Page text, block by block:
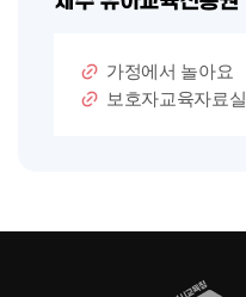
가정에서 놀아요
보호자교육자료실